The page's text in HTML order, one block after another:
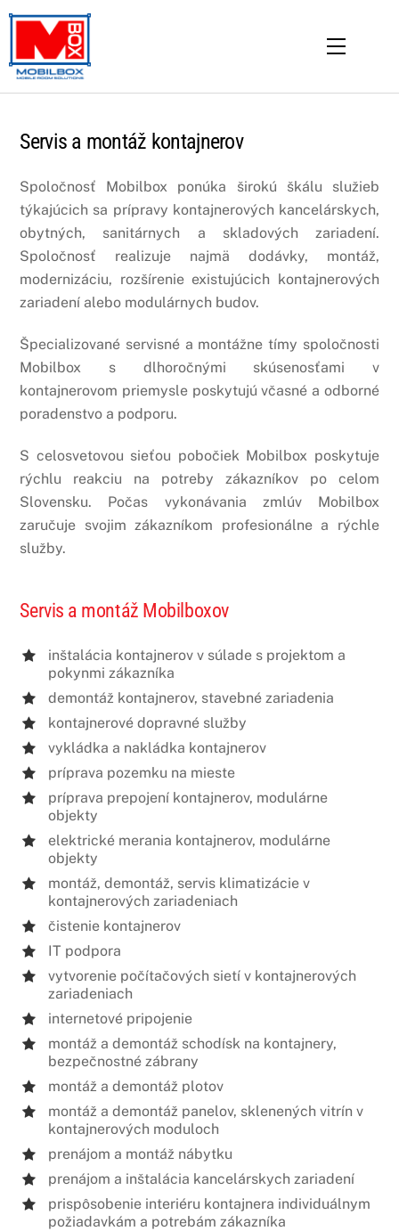
Skip
content
Menu
Servis a montáž kontajnerov
Spoločnosť Mobilbox ponúka širokú škálu služieb
týkajúcich sa prípravy kontajnerových kancelárskych,
obytných, sanitárnych a skladových zariadení.
Spoločnosť realizuje najmä dodávky, montáž,
modernizáciu, rozšírenie existujúcich kontajnerových
zariadení alebo modulárnych budov.
Špecializované servisné a montážne tímy spoločnosti
Mobilbox s dlhoročnými skúsenosťami v
kontajnerovom priemysle poskytujú včasné a odborné
poradenstvo a podporu.
S celosvetovou sieťou pobočiek Mobilbox poskytuje
rýchlu reakciu na potreby zákazníkov po celom
Slovensku. Počas vykonávania zmlúv Mobilbox
zaručuje svojim zákazníkom profesionálne a rýchle
služby.
Servis a montáž Mobilboxov
inštalácia kontajnerov v súlade s projektom a
pokynmi zákazníka
demontáž kontajnerov, stavebné zariadenia
kontajnerové dopravné služby
vykládka a nakládka kontajnerov
príprava pozemku na mieste
príprava prepojení kontajnerov, modulárne
objekty
elektrické merania kontajnerov, modulárne
objekty
montáž, demontáž, servis klimatizácie v
kontajnerových zariadeniach
čistenie kontajnerov
IT podpora
vytvorenie počítačových sietí v kontajnerových
zariadeniach
internetové pripojenie
montáž a demontáž schodísk na kontajnery,
bezpečnostné zábrany
montáž a demontáž plotov
montáž a demontáž panelov, sklenených vitrín v
kontajnerových moduloch
prenájom a montáž nábytku
prenájom a inštalácia kancelárskych zariadení
prispôsobenie interiéru kontajnera individuálnym
požiadavkám a potrebám zákazníka